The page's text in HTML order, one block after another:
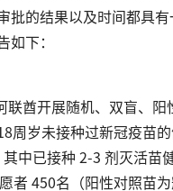
批的结果以及时间都具
如下：
联酋开展随机、双盲、
周岁未接种过新冠疫苗
中已接种 2-3 剂灭活苗
者 450名（阳性对照苗